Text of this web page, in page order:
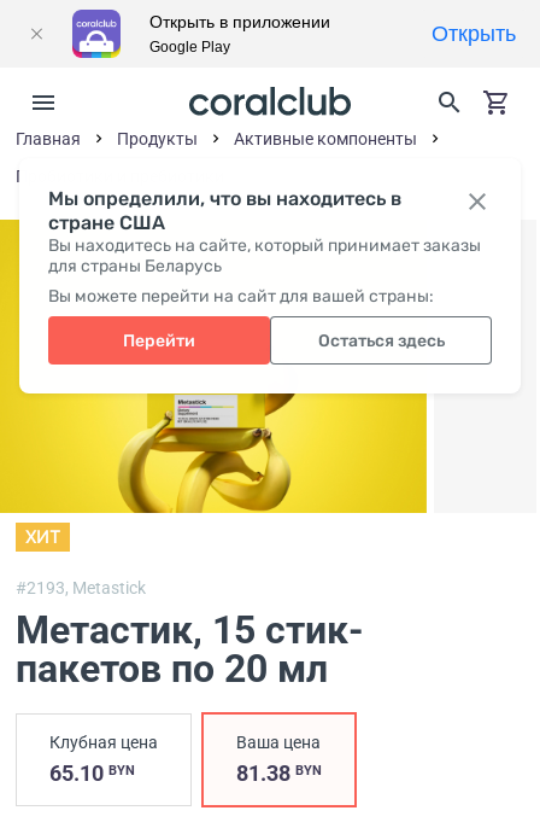
Мы определили, что вы находитесь в
стране США
Вы находитесь на сайте, который принимает заказы
для страны Беларусь
Вы можете перейти на сайт для вашей страны:
Перейти Остаться здесь
Главная Продукты
Активные компоненты
Пробиотики и пребиотики
ХИТ
#2193, Metastick
Метастик, 15 стик-
пакетов по 20 мл
Клубная цена
65.10 BYN
Ваша цена
81.38BYN
Открыть в приложении
Google Play
Открыть